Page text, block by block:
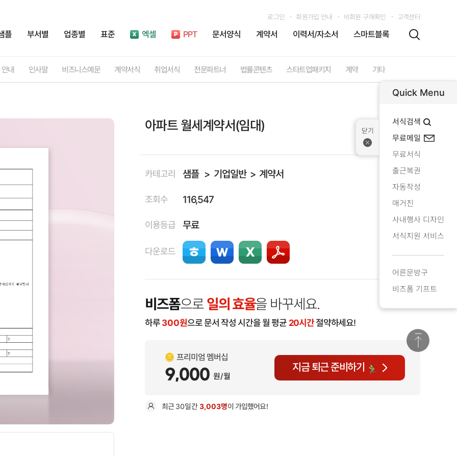
플 부서별 업종별 표준 엑셀 PPT 문서양식 계약서 이력서/자소서 스마트블록
로그인 회원가입 안내 비회원 구매확인 고객센터
안내 인사말 비즈니스예문 계약서식 취업서식 전문파트너 법률콘텐츠 스타트업패키지 계약 기타
아파트 월세계약서(임대)
카테고리 샘플 기업일반 계약서
조회수 116,547
이용등급 무료
다운로드
비즈폼으로일의 효율을 바꾸세요.
하루 300원으로 문서 작성 시간을 월 평균 20시간절약하세요!
프리미엄 멤버십
9,000 원/월
지금 퇴근 준비하기
최근30일간3,003명이 가입했어요!
Quick Menu
서식검색
무료메일
무료서식
출근복권
자동작성
매거진
사내행사 디자인
서식지원 서비스
어른문방구
비즈폼 기프트